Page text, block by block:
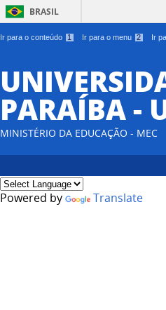
Ir para o conteúdo 1 Ir para o menu 2 Ir
BRASIL
PARAÍBA -
MINISTÉRIO DA EDUCAÇÃO - MEC
Powered by Translate